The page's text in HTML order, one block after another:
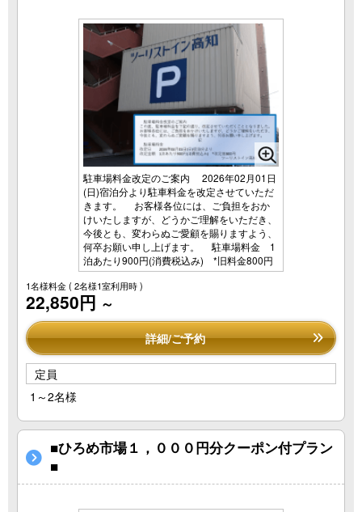
駐車場料金改定のご案内 2026年02月01日
(日)宿泊分より駐車料金を改定させていただ
きます。 お客様各位には、ご負担をおか
けいたしますが、どうかご理解をいただき、
今後とも、変わらぬご愛顧を賜りますよう、
何卒お願い申し上げます。 駐車場料金 1
泊あたり900円(消費税込み) *旧料金800円
1名様料金( 2名様1室利用時 )
22,850円 ～
詳細/ご予約
定員
1～2名様
■ひろめ市場１，０００円分クーポン付プラン
■